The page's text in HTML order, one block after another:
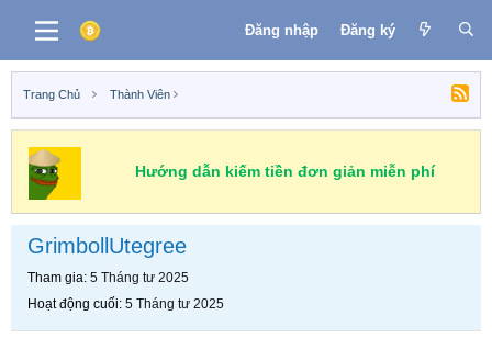
Đăng nhập Đăng ký
Trang Chủ Thành Viên
Hướng dẫn kiếm tiền đơn giản miễn phí
GrimbollUtegree
Tham gia 5 Tháng tư 2025
Hoạt động cuối 5 Tháng tư 2025